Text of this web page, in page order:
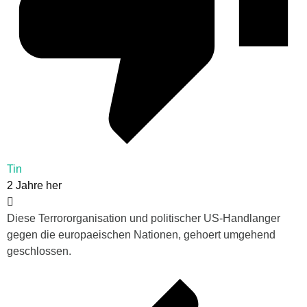
Tin
2 Jahre her
Diese Terrororganisation und politischer US-Handlanger
gegen die europaeischen Nationen, gehoert umgehend
geschlossen.